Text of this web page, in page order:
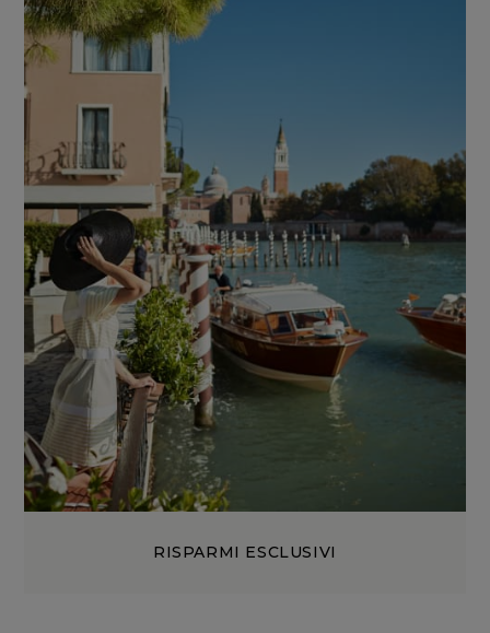
RISPARMI ESCLUSIVI